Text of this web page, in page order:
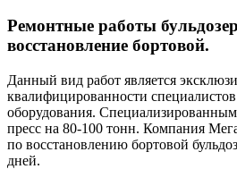
Ремонтные работы
восстановление бортовой.
Данный вид работ является
квалифицированности
оборудования.
пресс на 80-100 тонн. Компания
по восстановлению бортовой
дней.